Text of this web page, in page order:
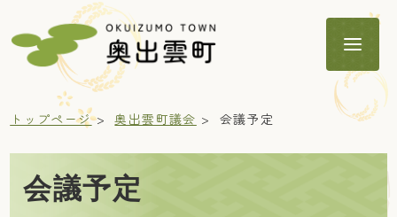
暮らし
トップページ 奥出雲町議会 会議予定
会議予定